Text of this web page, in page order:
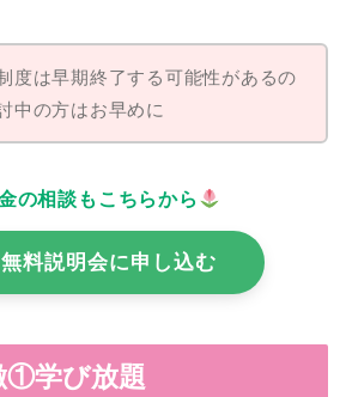
度は早期終了する可能性があるの
中の方はお早めに
の相談もこちらから
料説明会に申し込む
①学び放題